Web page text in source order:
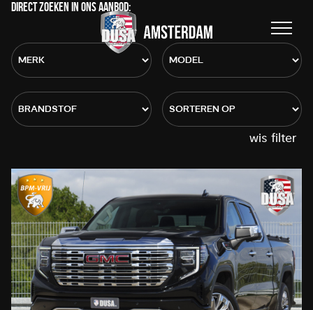
DIRECT ZOEKEN IN ONS AANBOD:
wis filter